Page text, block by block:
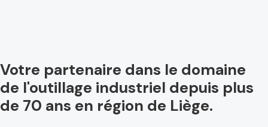
Votre partenaire dans le domaine
de l'outillage industriel depuis plus
de 70 ans en région de Liège.